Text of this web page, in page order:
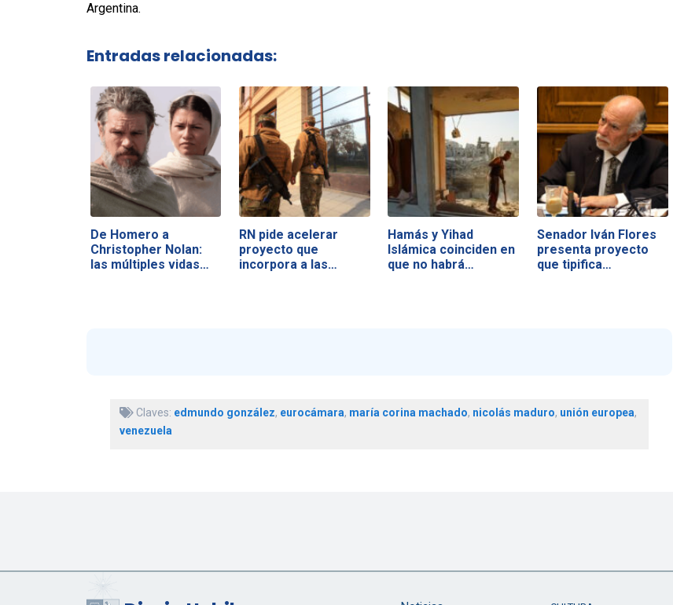
Argentina.
Entradas relacionadas:
De Homero a
Christopher Nolan:
las múltiples vidas…
RN pide acelerar
proyecto que
incorpora a las…
Hamás y Yihad
Islámica coinciden en
que no habrá…
Senador Iván Flores
presenta proyecto
que tipifica…
Claves: edmundo gonzález, eurocámara, maría corina machado, nicolás maduro, unión europea,
venezuela